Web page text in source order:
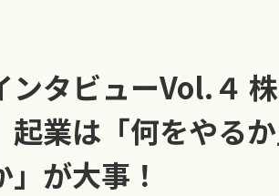
ンタビューVol.４
起業は「何をやる
が大事！